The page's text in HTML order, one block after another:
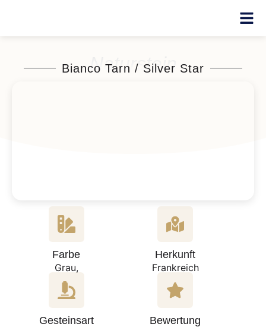
Naturstein
Bianco Tarn / Silver Star
Farbe
Grau,
Herkunft
Frankreich
Gesteinsart
Bewertung